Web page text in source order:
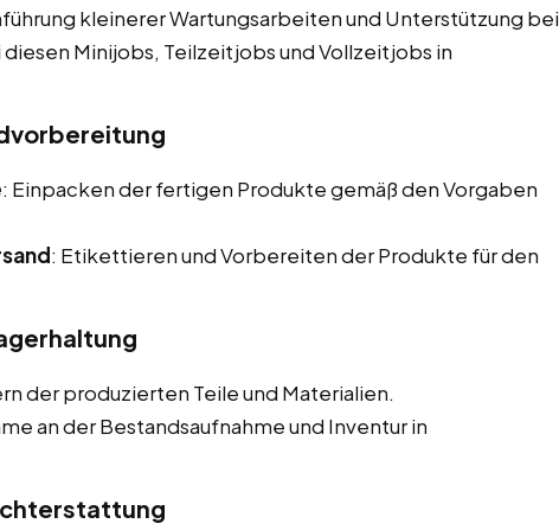
kleinerer Wartungsarbeiten und Unterstützung bei
Minijobs, Teilzeitjobs und Vollzeitjobs in
: Einpacken der fertigen Produkte gemäß den Vorgaben
: Etikettieren und Vorbereiten der Produkte für den
der produzierten Teile und Materialien.
an der Bestandsaufnahme und Inventur in